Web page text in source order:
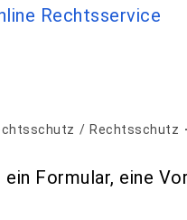
/ Rechtsschutz
Formular, eine